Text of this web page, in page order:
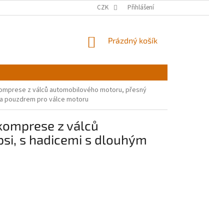
CZK Přihlášení
NÁKUPNÍ
Prázdný košík
z válců automobilového motoru, přesný
pouzdrem pro válce motoru
z válců
s hadicemi s dlouhým